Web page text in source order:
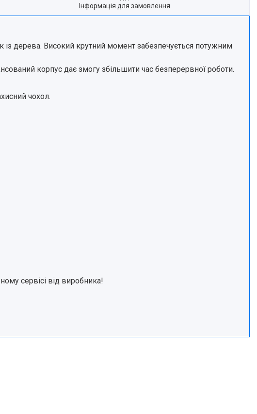
Інформація для замовлення
із дерева. Високий крутний момент забезпечується потужним
корпус дає змогу збільшити час безперервної роботи.
чохол.
сервісі від виробника!